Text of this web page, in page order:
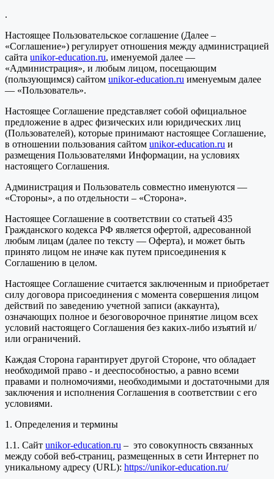
.
Настоящее Пользовательское соглашение (Далее –
«Соглашение») регулирует отношения между администрацией
сайта unikor-education.ru, именуемой далее —
«Администрация», и любым лицом, посещающим
(пользующимся) сайтом unikor-education.ru именуемым далее
— «Пользователь».
Настоящее Соглашение представляет собой официальное
предложение в адрес физических или юридических лиц
(Пользователей), которые принимают настоящее Соглашение,
в отношении пользования сайтом unikor-education.ru и
размещения Пользователями Информации, на условиях
настоящего Соглашения.
Администрация и Пользователь совместно именуются —
«Стороны», а по отдельности – «Сторона».
Настоящее Соглашение в соответствии со статьей 435
Гражданского кодекса РФ является офертой, адресованной
любым лицам (далее по тексту — Оферта), и может быть
принято лицом не иначе как путем присоединения к
Соглашению в целом.
Настоящее Соглашение считается заключенным и приобретает
силу договора присоединения с момента совершения лицом
действий по заведению учетной записи (аккаунта),
означающих полное и безоговорочное принятие лицом всех
условий настоящего Соглашения без каких-либо изъятий и/
или ограничений.
Каждая Сторона гарантирует другой Стороне, что обладает
необходимой право - и дееспособностью, а равно всеми
правами и полномочиями, необходимыми и достаточными для
заключения и исполнения Соглашения в соответствии с его
условиями.
1. Определения и термины
1.1. Сайт unikor-education.ru – это совокупность связанных
между собой веб-страниц, размещенных в сети Интернет по
уникальному адресу (URL): https://unikor-education.ru/